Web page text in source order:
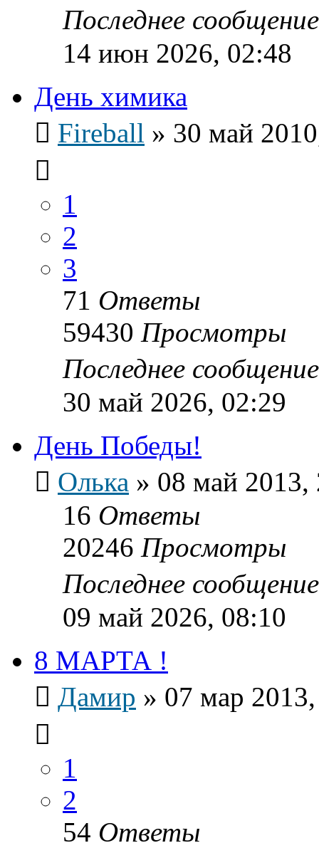
Последнее
14 июн 2026, 02:48
День химика
Fireball » 30 май
1
2
3
71 Ответы
59430 Просмотры
Последнее
30 май 2026, 02:29
День Победы!
Олька » 08 май 2013,
16 Ответы
20246 Просмотры
Последнее
09 май 2026, 08:10
8 МАРТА !
Дамир » 07 мар
1
2
54 Ответы